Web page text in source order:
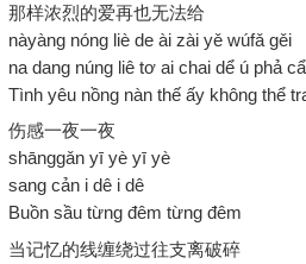
那样浓烈的爱再也无法给
nàyàng nóng liè de ài zài yě wúfǎ gěi
na dang núng liê tơ ai chai dể ú phả
Tình yêu nồng nàn thế ấy không thể
伤感一夜一夜
shānggǎn yī yè yī yè
sang cản i dê i dê
Buồn sầu từng đêm từng đêm
当记忆的线缠绕过往支离破碎